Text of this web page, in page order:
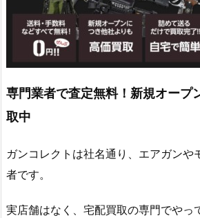
専門業者で査定無料！新規オープ
取中
ガンコレクトは社名通り、エアガンや
者です。
実店舗はなく、宅配買取の専門でやっ